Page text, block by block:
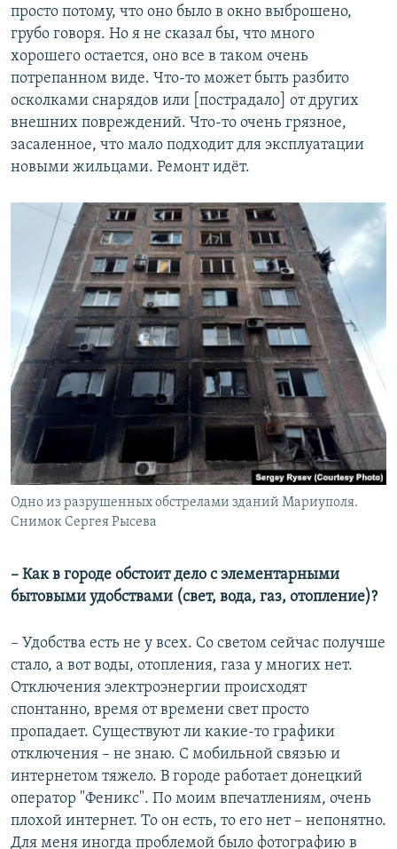
просто потому, что оно было в окно выброшено,
грубо говоря. Но я не сказал бы, что много
хорошего остается, оно все в таком очень
потрепанном виде. Что-то может быть разбито
осколками снарядов или [пострадало] от других
внешних повреждений. Что-то очень грязное,
засаленное, что мало подходит для эксплуатации
новыми жильцами. Ремонт идёт.
Одно из разрушенных обстрелами зданий Мариуполя.
Снимок Сергея Рысева
– Как в городе обстоит дело с элементарными
бытовыми удобствами (свет, вода, газ, отопление)?
– Удобства есть не у всех. Со светом сейчас получше
стало, а вот воды, отопления, газа у многих нет.
Отключения электроэнергии происходят
спонтанно, время от времени свет просто
пропадает. Существуют ли какие-то графики
отключения – не знаю. С мобильной связью и
интернетом тяжело. В городе работает донецкий
оператор "Феникс". По моим впечатлениям, очень
плохой интернет. То он есть, то его нет – непонятно.
Для меня иногда проблемой было фотографию в